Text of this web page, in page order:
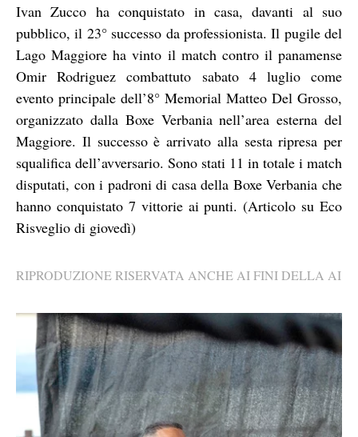
Ivan Zucco ha conquistato in casa, davanti al suo
pubblico, il 23° successo da professionista. Il pugile del
Lago Maggiore ha vinto il match contro il panamense
Omir Rodriguez combattuto sabato 4 luglio come
evento principale dell’8° Memorial Matteo Del Grosso,
organizzato dalla Boxe Verbania nell’area esterna del
Maggiore. Il successo è arrivato alla sesta ripresa per
squalifica dell’avversario. Sono stati 11 in totale i match
disputati, con i padroni di casa della Boxe Verbania che
hanno conquistato 7 vittorie ai punti. (Articolo su Eco
Risveglio di giovedì)
RIPRODUZIONE RISERVATA ANCHE AI FINI DELLA AI